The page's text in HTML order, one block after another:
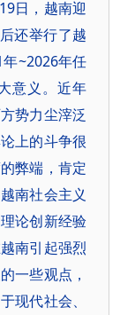
日，越南迎
还举行了越
~2026年任
意义。近年
势力尘滓泛
上的斗争很
弊端，肯定
南社会主义
论创新经验
南引起强烈
一些观点，
现代社会、